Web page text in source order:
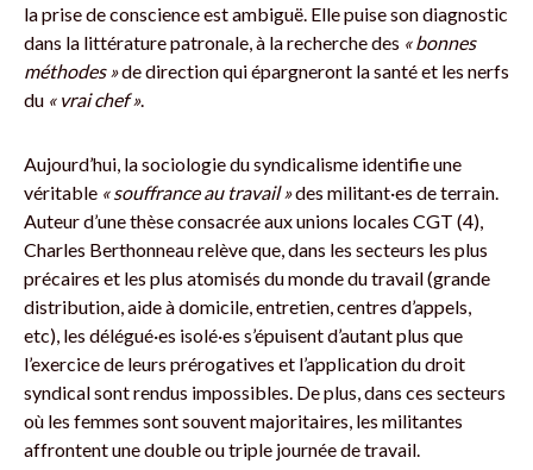
la prise de conscience est ambiguë. Elle puise son diagnostic
dans la littérature patronale, à la recherche des « bonnes
méthodes »de direction qui épargneront la santé et les nerfs
du « vrai chef ».
Aujourd’hui, la sociologie du syndicalisme identifie une
véritable « souffrance au travail »des militant·es de terrain.
Auteur d’une thèse consacrée aux unions locales CGT (4),
Charles Berthonneau relève que, dans les secteurs les plus
précaires et les plus atomisés du monde du travail (grande
distribution, aide à domicile, entretien, centres d’appels,
etc), les délégué·es isolé·es s’épuisent d’autant plus que
l’exercice de leurs prérogatives et l’application du droit
syndical sont rendus impossibles. De plus, dans ces secteurs
où les femmes sont souvent majoritaires, les militantes
affrontent une double ou triple journée de travail.